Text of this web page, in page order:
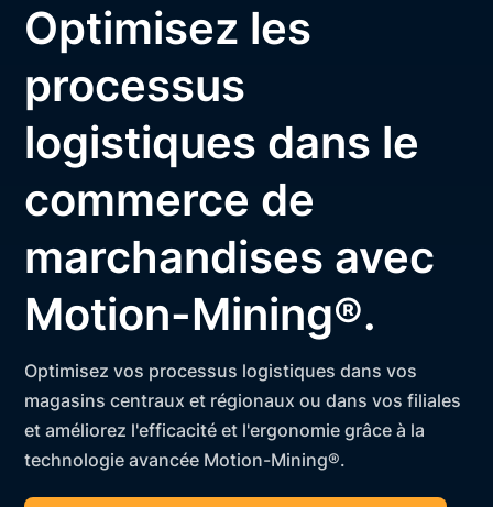
Optimisez les
processus
logistiques dans le
commerce de
marchandises avec
Motion-Mining®.
Optimisez vos processus logistiques dans vos
magasins centraux et régionaux ou dans vos filiales
et améliorez l'efficacité et l'ergonomie grâce à la
technologie avancée Motion-Mining®.